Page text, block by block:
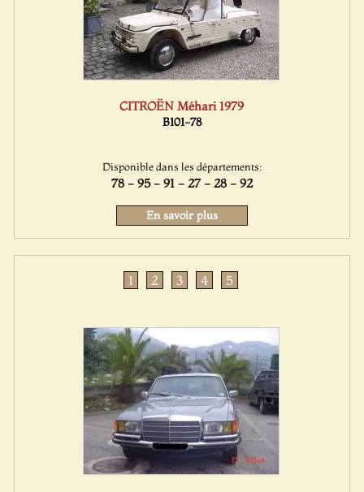
CITROËN Méhari 1979
B101-78
Disponible dans les départements:
78 - 95 - 91 - 27 - 28 - 92
En savoir plus
1 2 3 4 5